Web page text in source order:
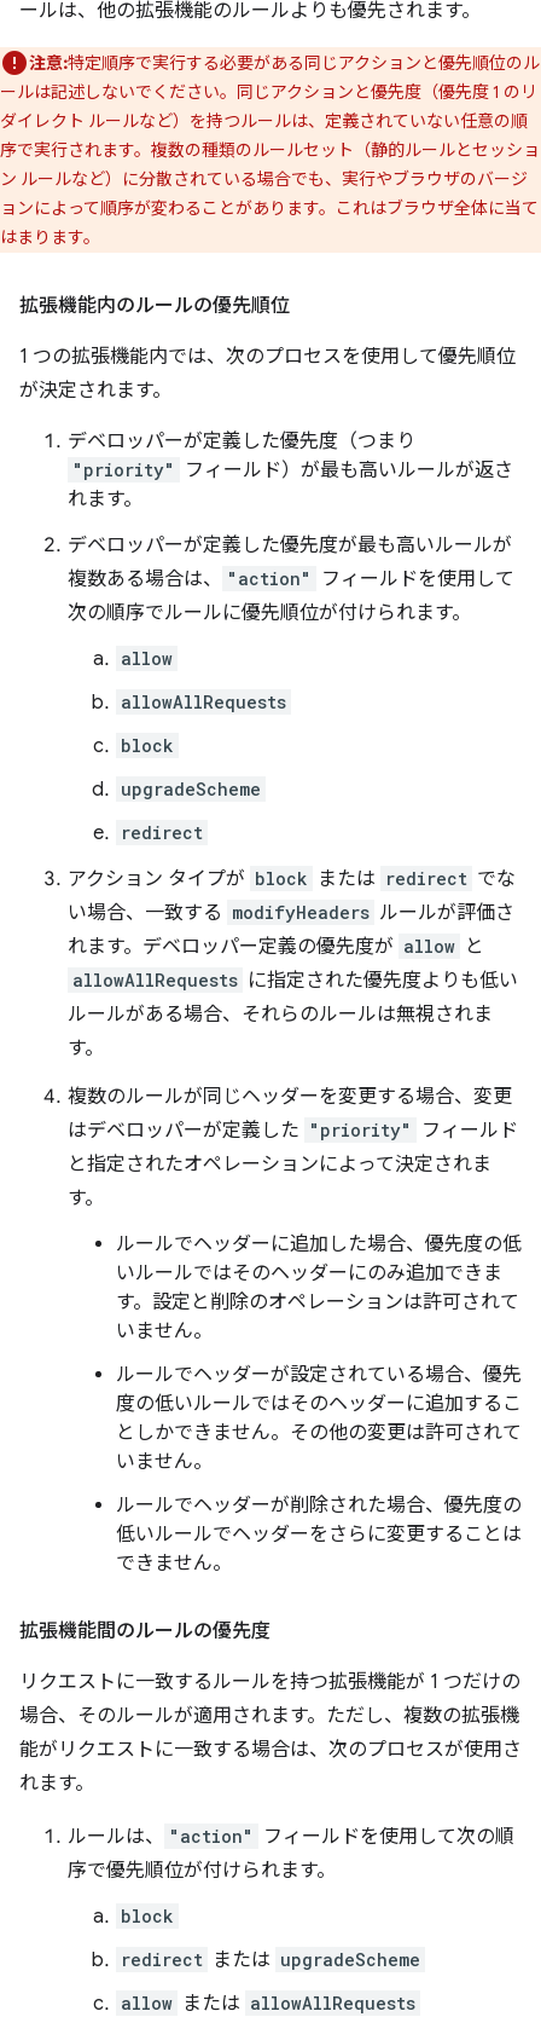
ールは、他の拡張機能のルールよりも優先されます。
注意:特定順序で実行する必要がある同じアクションと優先順位のル
ールは記述しないでください。同じアクションと優先度（優先度 1 のリ
ダイレクト ルールなど）を持つルールは、定義されていない任意の順
序で実行されます。複数の種類のルールセット（静的ルールとセッショ
ン ルールなど）に分散されている場合でも、実行やブラウザのバージ
ョンによって順序が変わることがあります。これはブラウザ全体に当て
はまります。
拡張機能内のルールの優先順位
1 つの拡張機能内では、次のプロセスを使用して優先順位
が決定されます。
デベロッパーが定義した優先度（つまり
"priority"
フィールド）が最も高いルールが返さ
れます。
デベロッパーが定義した優先度が最も高いルールが
複数ある場合は、
"action"
フィールドを使用して
次の順序でルールに優先順位が付けられます。
allow
allowAllRequests
block
upgradeScheme
redirect
アクション タイプが block または redirect でな
い場合、一致する modifyHeaders ルールが評価さ
れます。デベロッパー定義の優先度が allow と
allowAllRequests に指定された優先度よりも低い
ルールがある場合、それらのルールは無視されま
す。
複数のルールが同じヘッダーを変更する場合、変更
はデベロッパーが定義した "priority"
フィールド
と指定されたオペレーションによって決定されま
す。
ルールでヘッダーに追加した場合、優先度の低
いルールではそのヘッダーにのみ追加できま
す。設定と削除のオペレーションは許可されて
いません。
ルールでヘッダーが設定されている場合、優先
度の低いルールではそのヘッダーに追加するこ
としかできません。その他の変更は許可されて
いません。
ルールでヘッダーが削除された場合、優先度の
低いルールでヘッダーをさらに変更することは
できません。
拡張機能間のルールの優先度
リクエストに一致するルールを持つ拡張機能が 1 つだけの
場合、そのルールが適用されます。ただし、複数の拡張機
能がリクエストに一致する場合は、次のプロセスが使用さ
れます。
ルールは、 "action"
フィールドを使用して次の順
序で優先順位が付けられます。
block
redirect または upgradeScheme
allow または allowAllRequests